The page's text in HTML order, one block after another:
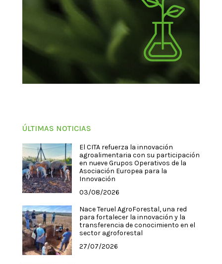
ÚLTIMAS NOTICIAS
El CITA refuerza la innovación
agroalimentaria con su participación
en nueve Grupos Operativos de la
Asociación Europea para la
Innovación
03/08/2026
Nace Teruel AgroForestal, una red
para fortalecer la innovación y la
transferencia de conocimiento en el
sector agroforestal
27/07/2026